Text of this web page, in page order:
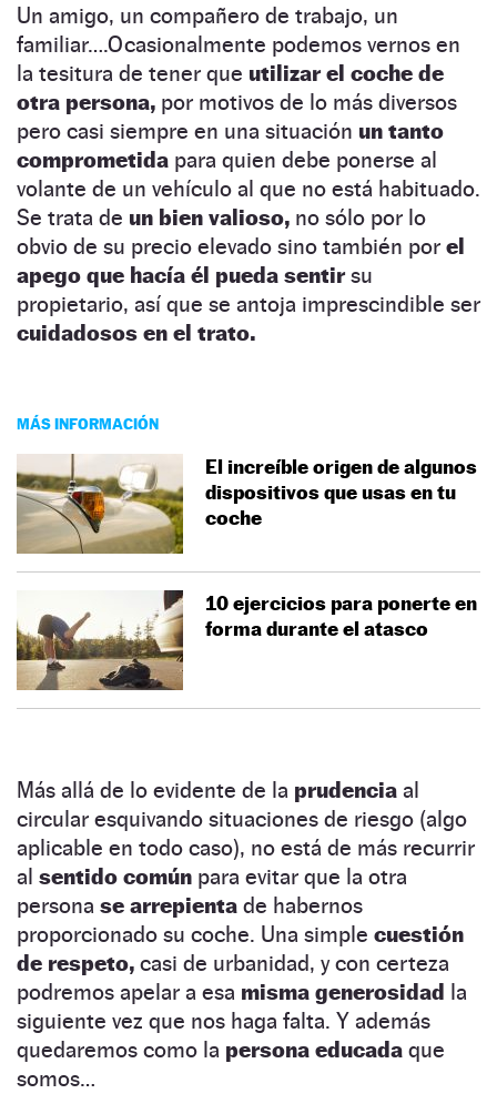
Un amigo, un compañero de trabajo, un
familiar….Ocasionalmente podemos vernos en
la tesitura de tener que utilizar el coche de
otra persona, por motivos de lo más diversos
pero casi siempre en una situación un tanto
comprometida para quien debe ponerse al
volante de un vehículo al que no está habituado.
Se trata de un bien valioso, no sólo por lo
obvio de su precio elevado sino también por el
apego que hacía él pueda sentirsu
propietario, así que se antoja imprescindible ser
cuidadosos en el trato.
MÁS INFORMACIÓN
El increíble origen de algunos
dispositivos que usas en tu
coche
10 ejercicios para ponerte en
forma durante el atasco
Más allá de lo evidente de la prudencia al
circular esquivando situaciones de riesgo (algo
aplicable en todo caso), no está de más recurrir
al sentido común para evitar que la otra
persona se arrepienta de habernos
proporcionado su coche. Una simple cuestión
de respeto, casi de urbanidad, y con certeza
podremos apelar a esa misma generosidad la
siguiente vez que nos haga falta. Y además
quedaremos como la persona educada que
somos…